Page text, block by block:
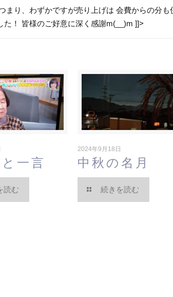
まり、わずかですが売り上げは 会費からの分
！ 皆様のご好意に深く感謝m(__)m ]]>
一言
読む
2024年9月18日
中秋の名月
続きを読む